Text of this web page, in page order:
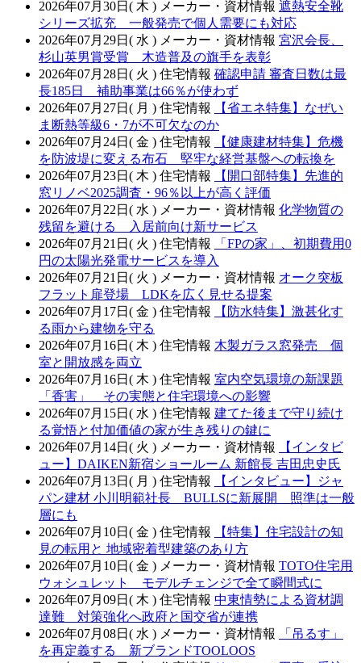
2026年07月30日( 木 ) メーカー・資材情報 遮熱安全靴
シリーズ拡充 一般発売で個人需要にも対応
2026年07月29日( 水 ) メーカー・資材情報 宮沢会長、
杉山英男賞受賞 木造普及の旗手を表彰
2026年07月28日( 火 ) 住宅情報 確認申請 審査日数は最
長185日 補助事業は66％が使わず
2026年07月27日( 月 ) 住宅情報
【省エネ特集】なぜい
ま断熱等級6・7が不可欠なのか
2026年07月24日( 金 ) 住宅情報
【健康建材特集】危機
を防波堤に変える布石 堅牢な経営基盤への転換を
2026年07月23日( 木 ) 住宅情報
【開口部特集】先進的
窓リノベ2025調査・96％以上が高く評価
2026年07月22日( 水 ) メーカー・資材情報 化学物質の
残留を避ける 入居前向け新サービス
2026年07月21日( 火 ) 住宅情報
「FPの家」、初期費用0
円の太陽光発電サービスを導入
2026年07月21日( 火 ) メーカー・資材情報 オーク突板
フラット扉登場 LDKを広く見せる提案
2026年07月17日( 金 ) 住宅情報
【防水特集】激甚化す
る雨から建物を守る
2026年07月16日( 木 ) 住宅情報 木製ガラス窓発売 個
室と開放感を両立
2026年07月16日( 木 ) 住宅情報 室内空気環境の新課題
「香害」 その実態と住宅環境への影響
2026年07月15日( 水 ) 住宅情報 建てた後まで守り続け
る覚悟と付加価値の家が生き残りの鍵に
2026年07月14日( 火 ) メーカー・資材情報
【インタビ
ュー】DAIKEN新宿ショールーム 新館長 吉田忠史氏
2026年07月13日( 月 ) 住宅情報
【インタビュー】ジャ
パン建材 小川明範社長 BULLSに新展開 照準は一般
層にも
2026年07月10日( 金 ) 住宅情報
【特集】住宅設計の知
見の転用と 地域密着型建築のあり方
2026年07月10日( 金 ) メーカー・資材情報 TOTO住宅用
ウォシュレット モデルチェンジで全て瞬間式に
2026年07月09日( 木 ) 住宅情報 中東情勢による資材調
達難 対策強化へ政府と国交省が連携
2026年07月08日( 水 ) メーカー・資材情報
「吊るす」
を再定義する 新ブランドTOOLOOS